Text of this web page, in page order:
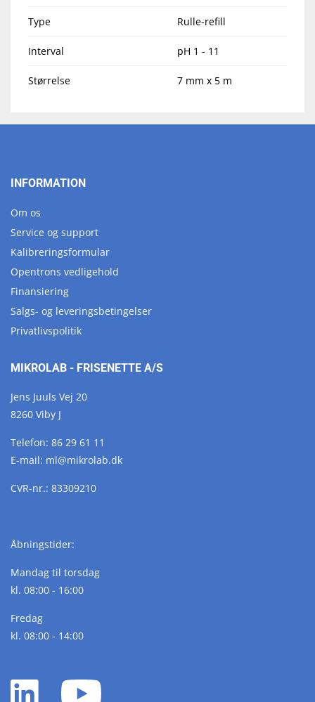
Type Rulle-refill
Interval pH 1 - 11
Størrelse 7 mm x 5 m
INFORMATION
Om os
Service og support
Kalibreringsformular
Opentrons vedligehold
Finansiering
Salgs- og leveringsbetingelser
Privatlivspolitik
MIKROLAB - FRISENETTE A/S
Jens Juuls Vej 20
8260 Viby J
Telefon: 86 29 61 11
E-mail: ml@mikrolab.dk
CVR-nr.: 83309210
Åbningstider:
Mandag til torsdag
kl. 08:00 - 16:00
Fredag
kl. 08:00 - 14:00
LinkedIn
YouTube